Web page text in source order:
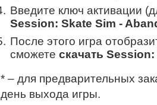
Введите ключ активации
Session: Skate Sim -
После этого игра
сможете скачать
* – для предварительных
день выхода игры.